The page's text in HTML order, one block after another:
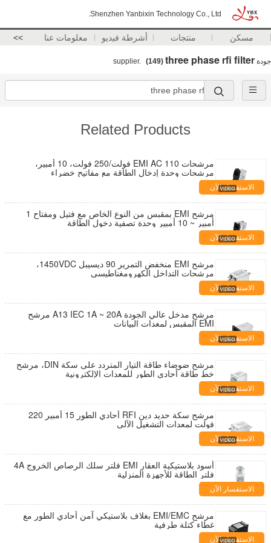
Shenzhen Yanbixin Technology Co., Ltd.
مسكن منتجات أشرطة فيديو معلومات عنا >>
جودة three phase rfi filter
(149)
Related Products
مرشحات EMI AC 110 فولت/250 فولت، 10 أمبير،
مرشحات وحدة إدخال الطاقة مع مفاتيح خضراء
الاستفسار الآن
مرشح EMI بمقبس من النوع الخاص مع فتيل ومفتاح 1
أمبير ~ 10 أمبير وحدة تصفية دخول الطاقة
الاستفسار الآن
مرشح EMI منخفض التمرير 90 ديسيبل 1450VDC،
مرشحات التداخل الكهرومغناطيسي
الاستفسار الآن
مرشح مدخل عالي الجودة A13 IEC 1A ~ 20A مرشح
EMI المقبس لمعدات البيانات
الاستفسار الآن
مرشح ضوضاء طاقة التيار المتردد على سكة DIN، مرشح
خط طاقة أحادي الطور للمعدات الإلكترونية
الاستفسار الآن
مرشح سكة حديد دين RFI أحادي الطور 15 أمبير 220
فولت لمعدات التشغيل الآلي
الاستفسار الآن
أسود بلاستيكية العقار EMI فلتر سلك الرصاص الخروج 4A
فلتر الطاقة للأجهزة المنزلية
الاستفسار الآن
مرشح EMI/EMC بغلاف بلاستيكي آمن أحادي الطور مع
غطاء كتلة طرفية
الاستفسار الآن